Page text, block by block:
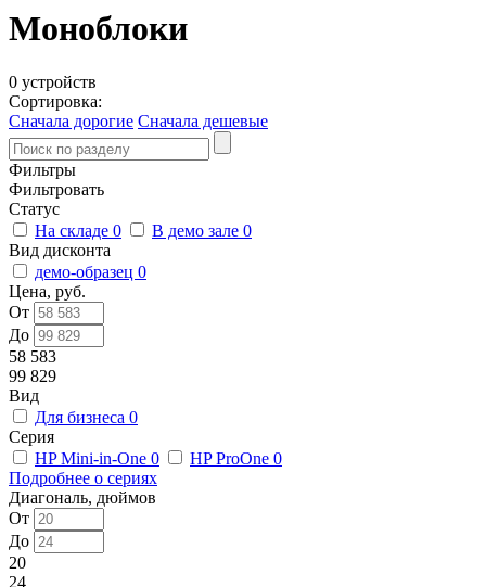
Моноблоки
0 устройств
Сортировка:
Сначала дорогие Сначала дешевые
Фильтры
Фильтровать
Статус
На складе 0 В демо зале 0
Вид дисконта
демо-образец 0
Цена, руб.
От
До
58 583
99 829
Вид
Для бизнеса 0
Серия
HP Mini-in-One 0 HP ProOne 0
Подробнее о сериях
Диагональ, дюймов
От
До
20
24